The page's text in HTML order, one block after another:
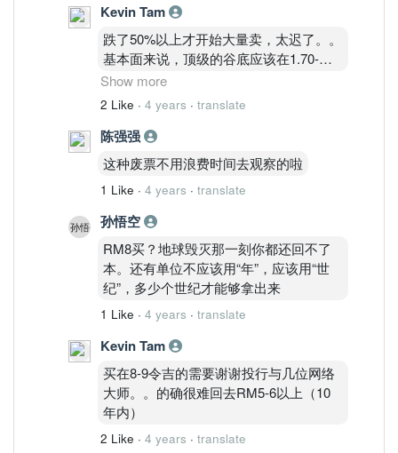
Kevin Tam
跌了50%以上才开始大量卖，太迟了。。
基本面来说，顶级的谷底应该在1.70-
1.90( 投行给更低的TP），不过需要看下
个季度盈利是不是维持在2 亿多一点还是
继续下跌。。顶级之前几个错应该是劳工
课题处理的不够好（比Harta和kossan差
很多）第二错，在股票没有被低估时，大
量share buy back ( 想扶持股价），浪费
了很多银弹。。第三错是9-12个月前的大
力增加产能计划，现在应该需要宿减增加
产能幅度。。
Show more
2 Like · 4 years · translate
陈强强
这种废票不用浪费时间去观察的啦
1 Like · 4 years · translate
孙悟空
RM8买？地球毁灭那一刻你都还回不了
本。还有单位不应该用“年”，应该用“世
纪”，多少个世纪才能够拿出来
1 Like · 4 years · translate
Kevin Tam
买在8-9令吉的需要谢谢投行与几位网络
大师。。的确很难回去RM5-6以上（10
年内）
2 Like · 4 years · translate